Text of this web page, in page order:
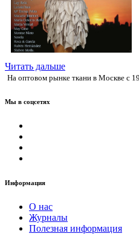
Читать дальше
На оптовом рынке ткани в Москве с
Мы в соцсетях
Информация
О нас
Журналы
Полезная информация